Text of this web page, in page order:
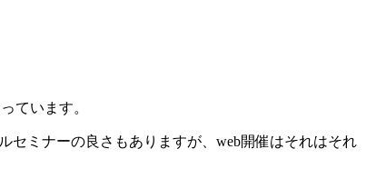
ています。
ミナーの良さもありますが、 web開催はそれはそれ